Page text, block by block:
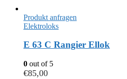
Produkt anfragen
Elektroloks
E 63 C Rangier Ellok
0 out of 5
€85,00